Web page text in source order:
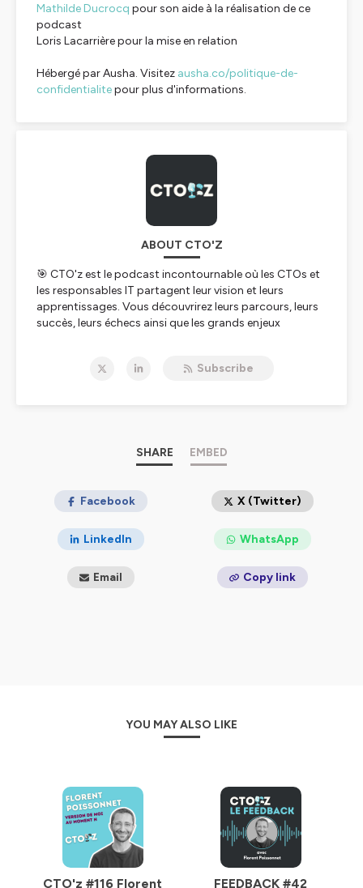
Mathilde Ducrocq pour son aide à la réalisation de ce
podcast
Loris Lacarrière pour la mise en relation
Hébergé par Ausha. Visitez ausha.co/politique-de-
confidentialitepour plus d'informations.
ABOUT CTO'Z
🎯 CTO'zest le podcast incontournable où les CTOs et
les responsables IT partagent leur vision et leurs
apprentissages. Vous découvrirez leurs parcours, leurs
succès, leurs échecs ainsi que les grands enjeux
recrutement, management, sécurité... Tout y passera,
Subscribe
SHARE EMBED
Facebook X (Twitter)
LinkedIn WhatsApp
Email Copy link
YOU MAY ALSO LIKE
CTO'z #116 Florent FEEDBACK #42